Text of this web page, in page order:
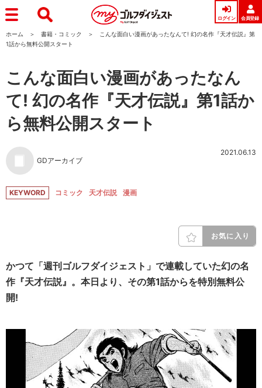
ログイン 会員登録
ホーム 書籍・コミック
こんな面白い漫画があったなんて! 幻の名作『天才伝説』第
1話から無料公開スタート
こんな面白い漫画があったなん
て! 幻の名作『天才伝説』第1話か
ら無料公開スタート
GDアーカイブ
2021.06.13
KEYWORD コミック 天才伝説 漫画
お気に入り
かつて「週刊ゴルフダイジェスト」で連載していた幻の名
作『天才伝説』。本日より、その第1話からを特別無料公
開!